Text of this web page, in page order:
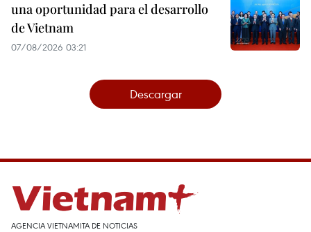
una oportunidad para el desarrollo
de Vietnam
07/08/2026 03:21
Descargar
AGENCIA VIETNAMITA DE NOTICIAS